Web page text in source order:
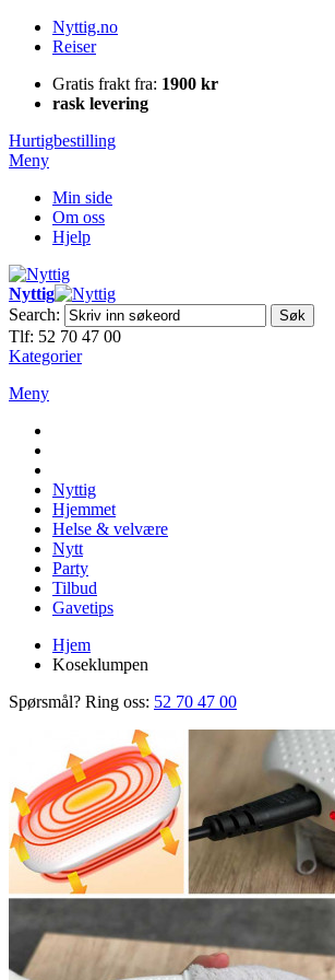
Nyttig.no
Reiser
Gratis frakt fra: 1900 kr
rask levering
Hurtigbestilling
Meny
Min side
Om oss
Hjelp
Nyttig
Search:
Søk
Tlf: 52 70 47 00
Kategorier
Meny
Nyttig
Hjemmet
Helse & velvære
Nytt
Party
Tilbud
Gavetips
Hjem
Koseklumpen
Spørsmål? Ring oss: 52 70 47 00